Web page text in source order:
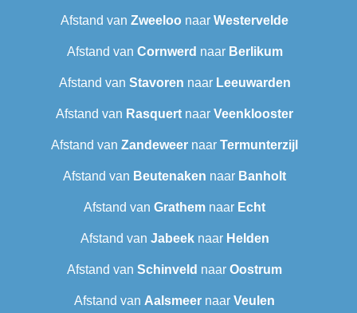
Afstand van Zweeloo naar Westervelde
Afstand van Cornwerd naar Berlikum
Afstand van Stavoren naar Leeuwarden
Afstand van Rasquert naar Veenklooster
Afstand van Zandeweer naar Termunterzijl
Afstand van Beutenaken naar Banholt
Afstand van Grathem naar Echt
Afstand van Jabeeknaar Helden
Afstand van Schinveld naar Oostrum
Afstand van Aalsmeer naar Veulen